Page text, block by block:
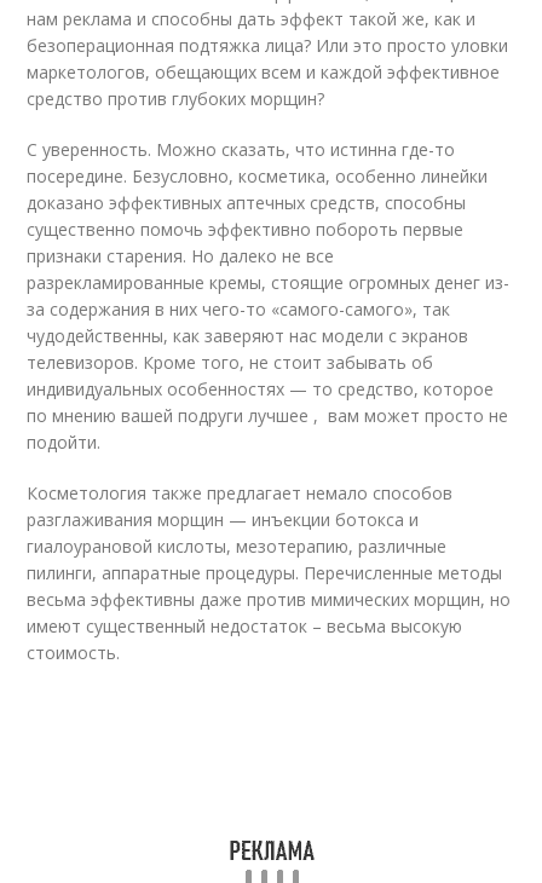
нам реклама и способны дать эффект такой же, как и
безоперационная подтяжка лица? Или это просто уловки
маркетологов, обещающих всем и каждой эффективное
средство против глубоких морщин?
С уверенность. Можно сказать, что истинна где-то
посередине. Безусловно, косметика, особенно линейки
доказано эффективных аптечных средств, способны
существенно помочь эффективно побороть первые
признаки старения. Но далеко не все
разрекламированные кремы, стоящие огромных денег из-
за содержания в них чего-то «самого-самого», так
чудодейственны, как заверяют нас модели с экранов
телевизоров. Кроме того, не стоит забывать об
индивидуальных особенностях — то средство, которое
по мнению вашей подруги лучшее , вам может просто не
подойти.
Косметология также предлагает немало способов
разглаживания морщин — инъекции ботокса и
гиалоурановой кислоты, мезотерапию, различные
пилинги, аппаратные процедуры. Перечисленные методы
весьма эффективны даже против мимических морщин, но
имеют существенный недостаток – весьма высокую
стоимость.